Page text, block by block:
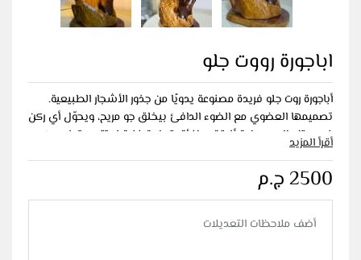
اباجورة رووت جلو
أباجورة روت جلو فريدة مصنوعة يدويًا من جذور الأشجار الطبيعية.
تصميمها العضوي مع الضوء الدافئ بيخلق جو مريح، ويحوّل أي ركن
في بيتك إلى مساحة أنيقة ودافئة. قطعة فنية لا تتكرر، تمزج بين
جمال الطبيعة والتصميم الخالد.
أقرأ المزيد
2500 ج.م